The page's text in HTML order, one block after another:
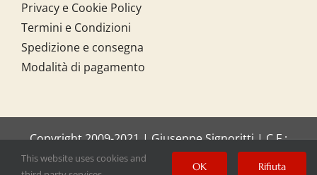
Privacy e Cookie Policy
Termini e Condizioni
Spedizione e consegna
Modalità di pagamento
Copyright 2009-2021 | Giuseppe Signoritti | C.F.:
SGNGPP61C20I158O
This website uses cookies and
OK Rifiuta